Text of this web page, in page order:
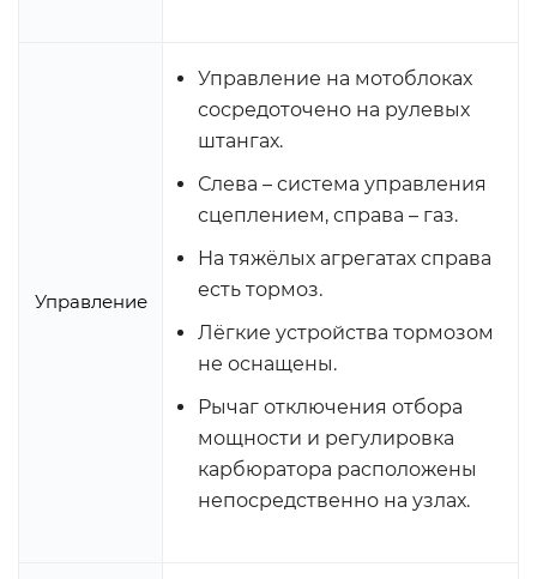
Управление
Управление на мотоблоках
сосредоточено на рулевых
штангах.
Слева – система управления
сцеплением, справа – газ.
На тяжёлых агрегатах справа
есть тормоз.
Лёгкие устройства тормозом
не оснащены.
Рычаг отключения отбора
мощности и регулировка
карбюратора расположены
непосредственно на узлах.